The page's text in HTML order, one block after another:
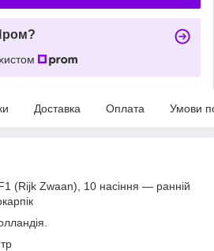
Доставка Оплата Умови
(Rijk Zwaan), 10 насіння — ранній